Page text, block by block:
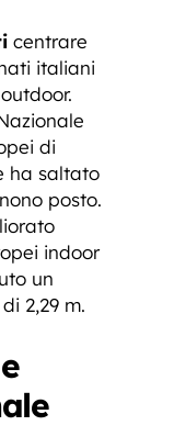
centrare
italiani
di
ha saltato
posto.
indoor
un
2,29 m.